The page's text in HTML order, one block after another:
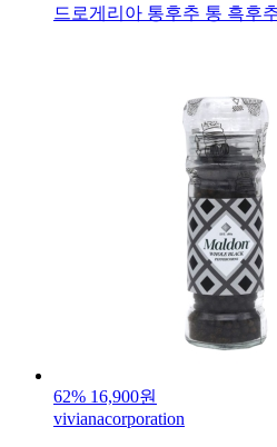
드로게리아 통후추 통 흑후
62% 16,900원
vivianacorporation